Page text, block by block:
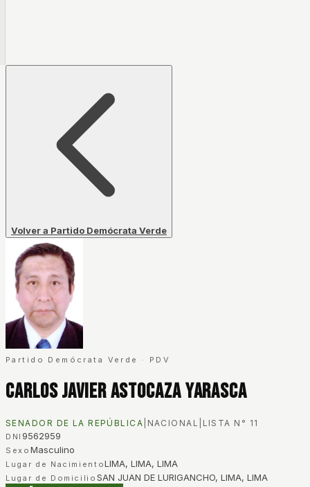
Volver a Partido Demócrata Verde
Partido Demócrata Verde · PDV
Carlos Javier Astocaza Yarasca
SENADOR DE LA REPÚBLICA NACIONAL LISTA N° 11
DNI 9562959
Sexo Masculino
Lugar de NacimientoLIMA, LIMA, LIMA
Lugar de Domicilio SAN JUAN DE LURIGANCHO, LIMA, LIMA